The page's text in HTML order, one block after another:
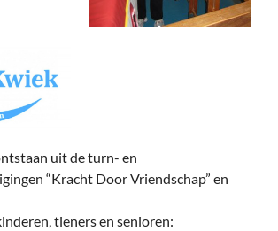
uit de turn- en
“Kracht Door Vriendschap” en
tieners en senioren: